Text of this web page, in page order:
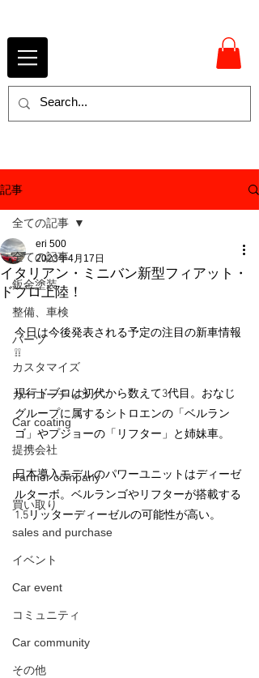
記事
全ての記事
鈑金塗装
整備、車検
パーツ
カスタマイズ
カーコーティング
Car coating
提携会社
Partner company
買い取り
sales and purchase
イベント
Car event
コミュニティ
Car community
その他
全ての記事
イタリアン・ミニバン新型フィアット・
ドブロ上陸！
eri 500
2023年4月17日
今日は今後発表される予定の注目の新車情報
❕❕
現行ドブロは初代から数えて3代目。おなじ
グループに属するシトロエンの「ベルラン
ゴ」やプジョーの「リフター」と姉妹車。
日本導入モデルのパワーユニットはディーゼ
ルターボ。ベルランゴやリフターが搭載する
1.5リッターディーゼルの可能性が高い。